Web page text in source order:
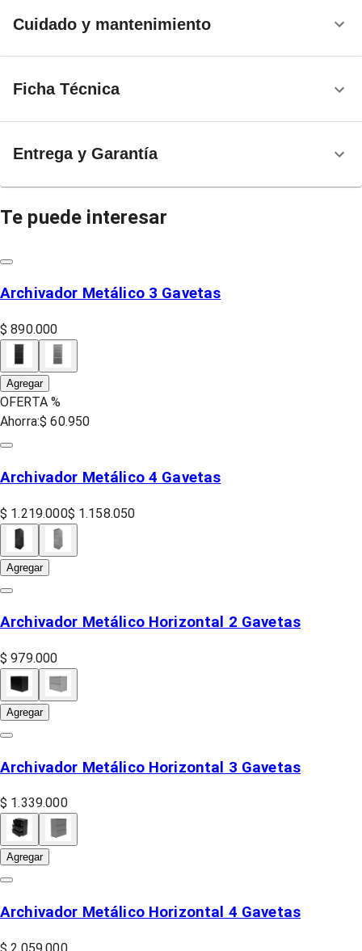
Cuidado y mantenimiento
Ficha Técnica
Entrega y Garantía
Te puede interesar
Archivador Metálico 3 Gavetas
$ 890.000
Agregar
OFERTA %
Ahorra:$ 60.950
Archivador Metálico 4 Gavetas
$ 1.219.000$ 1.158.050
Agregar
Archivador Metálico Horizontal 2 Gavetas
$ 979.000
Agregar
Archivador Metálico Horizontal 3 Gavetas
$ 1.339.000
Agregar
Archivador Metálico Horizontal 4 Gavetas